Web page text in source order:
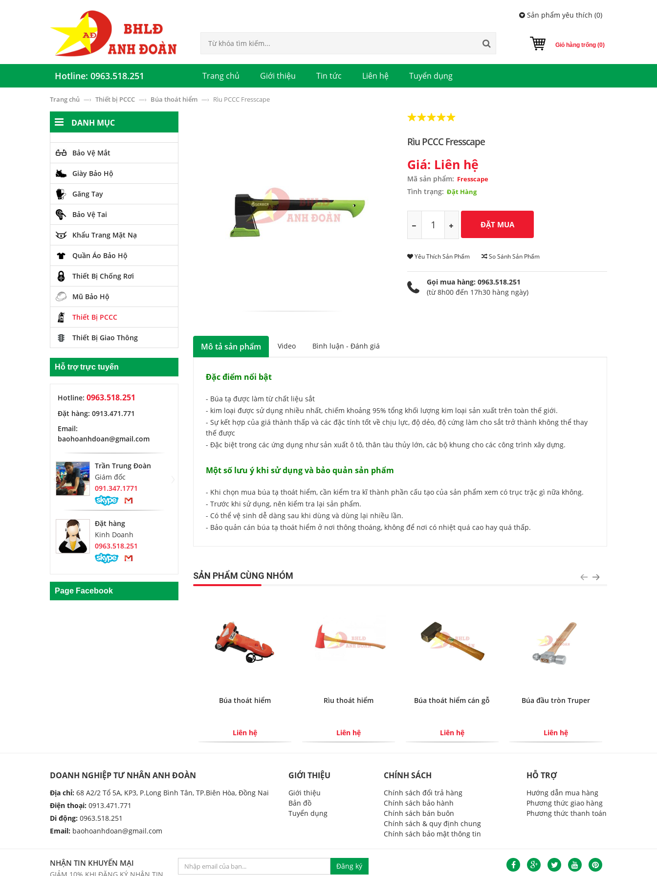
Sản phẩm yêu thích (0)
Giỏ hàng trống (0)
Hotline: 0963.518.251 Trang chủ Giới thiệu Tin tức Liên hệ Tuyển dụng
Trang chủ —› Thiết bị PCCC —› Búa thoát hiểm —› Rìu PCCC Fresscape
DANH MỤC
Bảo Vệ Mắt
Giày Bảo Hộ
Găng Tay
Bảo Vệ Tai
Khẩu Trang Mặt Nạ
Quần Áo Bảo Hộ
Thiết Bị Chống Rơi
Mũ Bảo Hộ
Thiết Bị PCCC
Thiết Bị Giao Thông
Hỗ trợ trực tuyến
Hotline: 0963.518.251
Đặt hàng: 0913.471.771
Email:
baohoanhdoan@gmail.com
Trần Trung Đoàn
Giám đốc
091.347.1771
Đặt hàng
Kinh Doanh
0963.518.251
‹
Page Facebook
Rìu PCCC Fresscape
Giá: Liên hệ
Mã sản phẩm: Fresscape
Tình trạng: Đặt Hàng
Yêu Thích Sản Phẩm So Sánh Sản Phẩm
Gọi mua hàng: 0963.518.251
(từ 8h00 đến 17h30 hàng ngày)
Mô tả sản phẩm Video Bình luận - Đánh giá
Đặc điểm nổi bật
- Búa tạ được làm từ chất liệu sắt
- kim loại được sử dụng nhiều nhất, chiếm khoảng 95% tổng khối lượng kim loại sản xuất trên toàn thế giới.
- Sự kết hợp của giá thành thấp và các đặc tính tốt về chịu lực, độ dẻo, độ cứng làm cho sắt trở thành không thể thay
thế được
- Đặc biệt trong các ứng dụng như sản xuất ô tô, thân tàu thủy lớn, các bộ khung cho các công trình xây dựng.
Một số lưu ý khi sử dụng và bảo quản sản phẩm
- Khi chọn mua búa tạ thoát hiểm, cần kiểm tra kĩ thành phần cấu tạo của sản phẩm xem có trục trặc gì nữa không.
- Trước khi sử dụng, nên kiểm tra lại sản phẩm.
- Có thể vệ sinh dễ dàng sau khi dùng và dùng lại nhiều lần.
- Bảo quản cán búa tạ thoát hiểm ở nơi thông thoáng, không để nơi có nhiệt quá cao hay quá thấp.
SẢN PHẨM CÙNG NHÓM
Búa thoát hiểm
Liên hệ
Rìu thoát hiểm
Liên hệ
Búa thoát hiểm cán gỗ
Liên hệ
Búa đầu tròn Truper
Liên hệ
DOANH NGHIỆP TƯ NHÂN ANH ĐOÀN
Địa chỉ: 68 A2/2 Tổ 5A, KP3, P.Long Bình Tân, TP.Biên Hòa, Đồng Nai
Điện thoại: 0913.471.771
Di động: 0963.518.251
Email: baohoanhdoan@gmail.com
GIỚI THIỆU
Giới thiệu
Bản đồ
Tuyển dụng
CHÍNH SÁCH
Chính sách đổi trả hàng
Chính sách bảo hành
Chính sách bán buôn
Chính sách & quy định chung
Chính sách bảo mật thông tin
HỖ TRỢ
Hướng dẫn mua hàng
Phương thức giao hàng
Phương thức thanh toán
NHẬN TIN KHUYẾN MẠI Đăng ký